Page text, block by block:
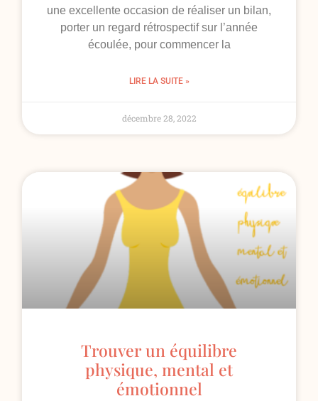
une excellente occasion de réaliser un bilan,
porter un regard rétrospectif sur l’année
écoulée, pour commencer la
LIRE LA SUITE »
décembre 28, 2022
Trouver un équilibre
physique, mental et
émotionnel